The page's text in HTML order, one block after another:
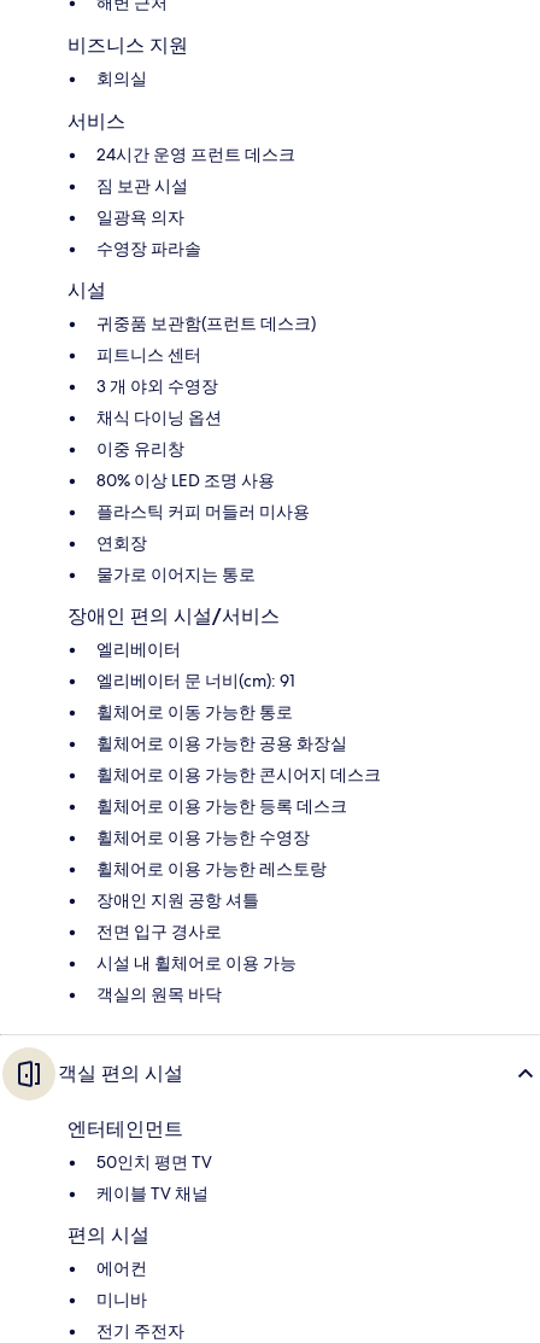
비즈니스 지원
회의실
서비스
24시간 운영 프런트 데스크
짐 보관 시설
일광욕 의자
수영장 파라솔
시설
귀중품 보관함(프런트 데스크)
피트니스 센터
3 개 야외 수영장
채식 다이닝 옵션
이중 유리창
80% 이상 LED 조명 사용
플라스틱 커피 머들러 미사용
연회장
물가로 이어지는 통로
장애인 편의 시설/서비스
엘리베이터
엘리베이터 문 너비(cm): 91
휠체어로 이동 가능한 통로
휠체어로 이용 가능한 공용 화장실
휠체어로 이용 가능한 콘시어지 데스크
휠체어로 이용 가능한 등록 데스크
휠체어로 이용 가능한 수영장
휠체어로 이용 가능한 레스토랑
장애인 지원 공항 셔틀
전면 입구 경사로
시설 내 휠체어로 이용 가능
객실의 원목 바닥
객실 편의 시설
엔터테인먼트
50인치 평면 TV
케이블 TV 채널
편의 시설
에어컨
미니바
전기 주전자